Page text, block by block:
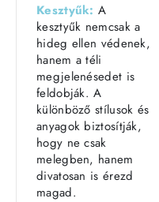
Kesztyűk: A
kesztyűk nemcsak a
hideg ellen védenek,
hanem a téli
megjelenésedet is
feldobják. A
különböző stílusok és
anyagok biztosítják,
hogy ne csak
melegben, hanem
divatosan is érezd
magad.